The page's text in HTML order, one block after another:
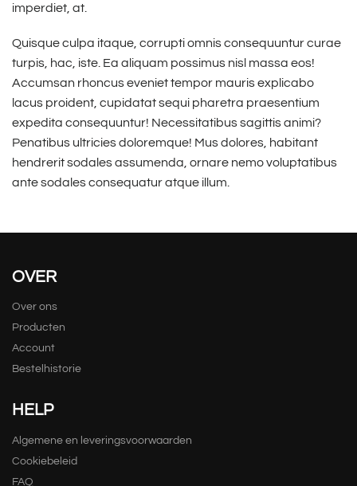
imperdiet, at.
Quisque culpa itaque, corrupti omnis consequuntur curae
turpis, hac, iste. Ea aliquam possimus nisl massa eos!
Accumsan rhoncus eveniet tempor mauris explicabo
lacus proident, cupidatat sequi pharetra praesentium
expedita consequuntur! Necessitatibus sagittis animi?
Penatibus ultricies doloremque! Mus dolores, habitant
hendrerit sodales assumenda, ornare nemo voluptatibus
ante sodales consequatur atque illum.
OVER
Over ons
Producten
Account
Bestelhistorie
HELP
Algemene en leveringsvoorwaarden
Cookiebeleid
FAQ